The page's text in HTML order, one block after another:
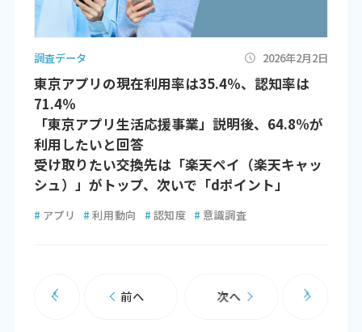
調査データ 2026年2月2日
東京アプリの現在利用率は35.4％、認知率は
71.4％
「東京アプリ生活応援事業」説明後、64.8%が
利用したいと回答
受け取りたい交換先は「楽天ペイ（楽天キャッ
シュ）」がトップ、次いで「dポイント」
# アプリ # 利用動向 # 認知度 # 意識調査
前へ 次へ